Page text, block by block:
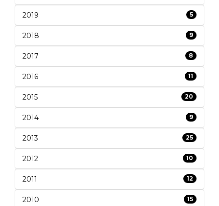
2019 5
2018 9
2017 8
2016 11
2015 20
2014 9
2013 25
2012 10
2011 12
2010 15